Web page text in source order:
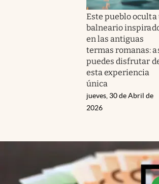
Este pueblo oculta
balneario
en las antiguas
termas romanas:
puedes disfrutar
esta experiencia
única
jueves, 30 de Abril de
2026